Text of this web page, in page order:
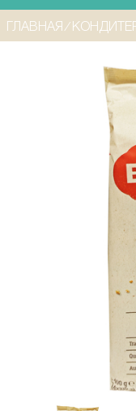
ГЛАВНАЯ ⁄